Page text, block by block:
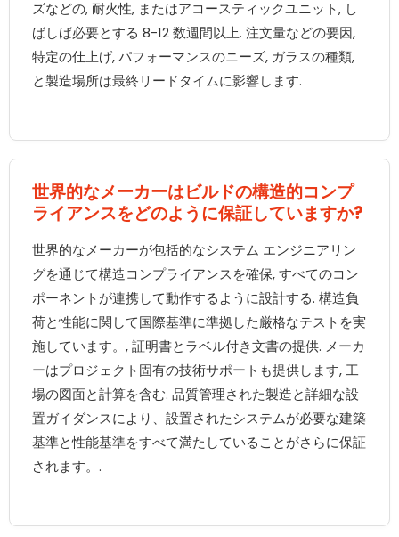
ズなどの, 耐火性, またはアコースティックユニット, し
ばしば必要とする 8-12 数週間以上. 注文量などの要因,
特定の仕上げ, パフォーマンスのニーズ, ガラスの種類,
と製造場所は最終リードタイムに影響します.
世界的なメーカーはビルドの構造的コンプ
ライアンスをどのように保証していますか?
世界的なメーカーが包括的なシステム エンジニアリン
グを通じて構造コンプライアンスを確保, すべてのコン
ポーネントが連携して動作するように設計する. 構造負
荷と性能に関して国際基準に準拠した厳格なテストを実
施しています。, 証明書とラベル付き文書の提供. メーカ
ーはプロジェクト固有の技術サポートも提供します, 工
場の図面と計算を含む. 品質管理された製造と詳細な設
置ガイダンスにより、設置されたシステムが必要な建築
基準と性能基準をすべて満たしていることがさらに保証
されます。.